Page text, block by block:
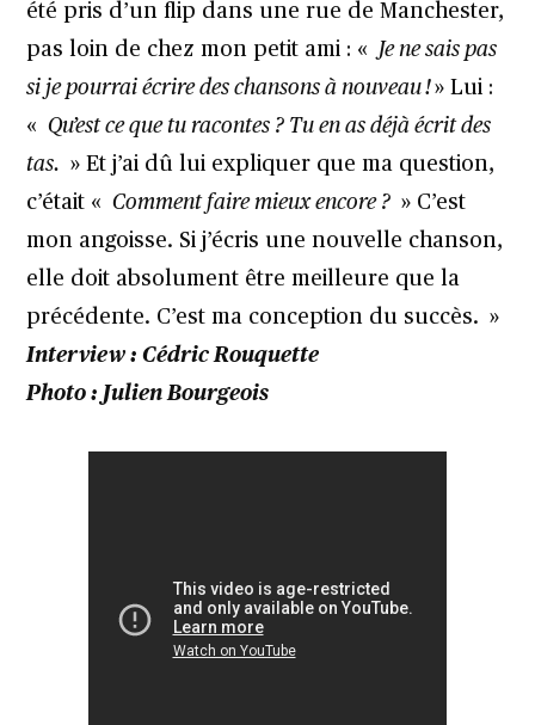
été pris d’un flip dans une rue de Manchester,
pas loin de chez mon petit ami : « Je ne sais pas
si je pourrai écrire des chansons à nouveau !» Lui :
«Qu’est ce que tu racontes ? Tu en as déjà écrit des
tas. » Et j’ai dû lui expliquer que ma question,
c’était «Comment faire mieux encore ? » C’est
mon angoisse. Si j’écris une nouvelle chanson,
elle doit absolument être meilleure que la
précédente. C’est ma conception du succès. »
Interview : Cédric Rouquette
Photo : Julien Bourgeois